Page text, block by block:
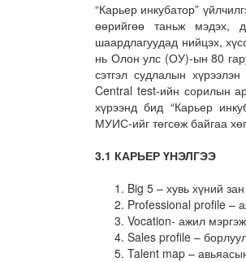
“Карьер инкубатор”
өөрийгөө таньж мэдэх,
шаардлагуудад нийцэх,
нь Олон улс (ОУ)-ын 80
сэтгэл судлалын
Central test-ийн сорилын
хүрээнд бид “Карьер
МУИС-ийг төгсөж байгаа
3.1 КАРЬЕР ҮНЭЛГЭЭ
Big 5 – хувь хүний
Professional profile –
Vocation- ажил
Sales profile –
Talent map –